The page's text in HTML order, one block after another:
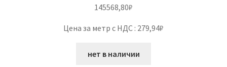
145568,80₽
Цена за метр с НДС : 279,94₽
нет в наличии